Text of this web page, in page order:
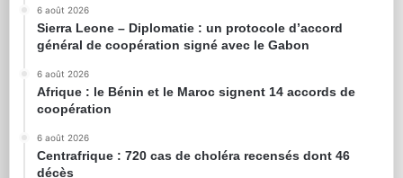
6 août 2026
Sierra Leone – Diplomatie : un protocole d’accord
général de coopération signé avec le Gabon
6 août 2026
Afrique : le Bénin et le Maroc signent 14 accords de
coopération
6 août 2026
Centrafrique : 720 cas de choléra recensés dont 46
décès